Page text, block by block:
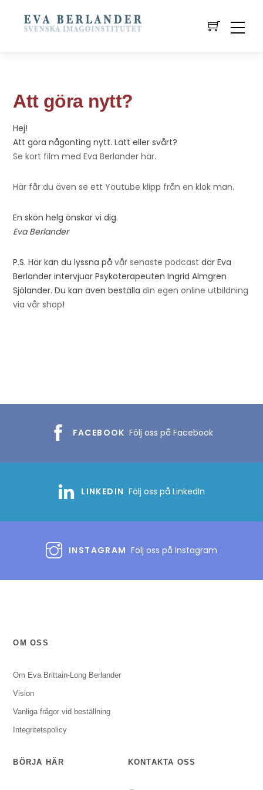
Att göra nytt?
Hej!
Att göra någonting nytt. Lätt eller svårt?
Se kort film med Eva Berlander här.
Här får du även se ett Youtube klipp från en klok man.
En skön helg önskar vi dig.
Eva Berlander
P.S. Här kan du lyssna påvår senaste podcast där Eva
Berlander intervjuar Psykoterapeuten Ingrid Almgren
Sjölander. Du kan även beställadin egen online utbildning
via vår shop!
FACEBOOK Följ oss på Facebook
LINKEDIN Följ oss på LinkedIn
INSTAGRAM Följ oss på Instagram
OM OSS
Om Eva Brittain-Long Berlander
Vision
Vanliga frågor vid beställning
Integritetspolicy
BÖRJA HÄR KONTAKTA OSS